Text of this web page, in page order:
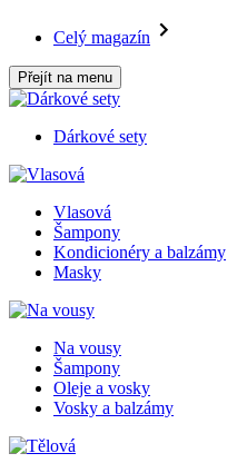
Celý magazín
Přejít na menu
Dárkové sety
Vlasová
Šampony
Kondicionéry a balzámy
Masky
Na vousy
Šampony
Oleje a vosky
Vosky a balzámy